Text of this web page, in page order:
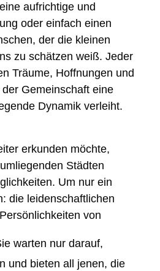
aufrichtige und
oder einfach einen
der die kleinen
zu schätzen weiß. Jeder
Träume, Hoffnungen und
Gemeinschaft eine
Dynamik verleiht.
erkunden möchte,
Städten
Um nur ein
die leidenschaftlichen
von
warten nur darauf,
und bieten all jenen, die